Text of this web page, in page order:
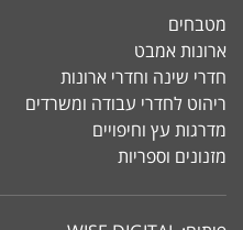
מטבחים
ארונות אמבט
חדרי שינה וחדרי ארונות
ריהוט לחדרי עבודה ומשרדים
מדרגות עץ וחיפויים
מזנונים וספריות